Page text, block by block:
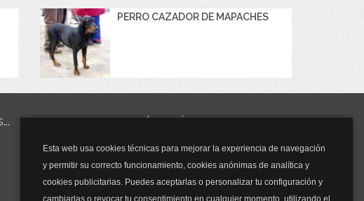
Esta web usa cookies técnicas para mejorar la experiencia de navegación
y permitir su correcto funcionamiento, cookies anónimas de analítica y
cookies publicitarias. Puedes aceptarlas o personalizar tu configuración y
cambiarlas o revocar tu consentimiento en cualquier momento, utilizando el
PERRO CAZADOR DE MAPACHES
y mucho más...
Mascarillas
Mascarillas FFP2
Mascarillas FFP3